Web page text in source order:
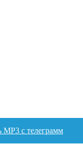
MP3 с телеграмм